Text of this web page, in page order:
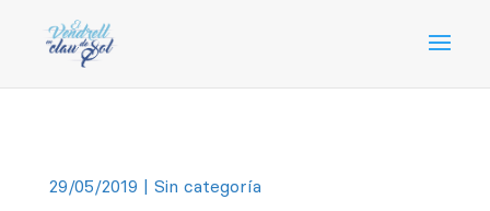
29/05/2019 | Sin categoría